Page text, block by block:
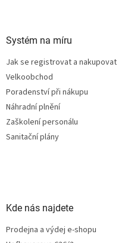
Systém na míru
Jak se registrovat a nakupovat
Velkoobchod
Poradenství při nákupu
Náhradní plnění
Zaškolení personálu
Sanitační plány
Kde nás najdete
Prodejna a výdej e-shopu